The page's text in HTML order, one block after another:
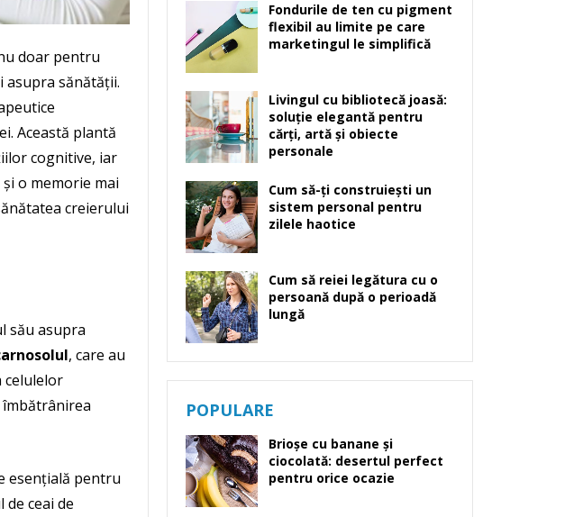
doar pentru
asupra sănătății.
Această plantă
cognitive, iar
o memorie mai
creierului
său asupra
, care au
celulelor
esențială pentru
ceai de
Fondurile de ten cu pigment
flexibil au limite pe care
marketingul le simplifică
Livingul cu bibliotecă joasă:
soluție elegantă pentru
cărți, artă și obiecte
personale
Cum să-ți construiești un
sistem personal pentru
zilele haotice
Cum să reiei legătura cu o
persoană după o perioadă
lungă
POPULARE
Brioșe cu banane și
ciocolată: desertul perfect
pentru orice ocazie